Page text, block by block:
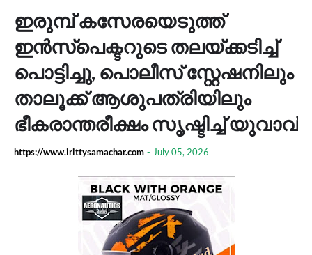
ഇരുമ്പ് കസേരയെടുത്ത്
ഇൻസ്പെക്ടറുടെ തലയ്ക്കടിച്ച്
പൊട്ടിച്ചു, പൊലീസ് സ്റ്റേഷനിലും
താലൂക്ക് ആശുപത്രിയിലും
ഭീകരാന്തരീക്ഷം സൃഷ്ടിച്ച് യുവാവ്
https://www.irittysamachar.com - July 05, 2026